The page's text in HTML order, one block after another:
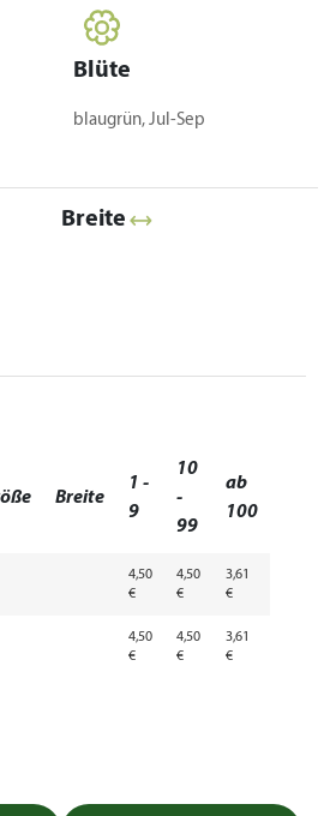
Blüte
blaugrün, Jul-Sep
Breite
Breite
1 -
9
10
-
99
ab
100
4,50
€
4,50
€
3,61
€
4,50
€
4,50
€
3,61
€